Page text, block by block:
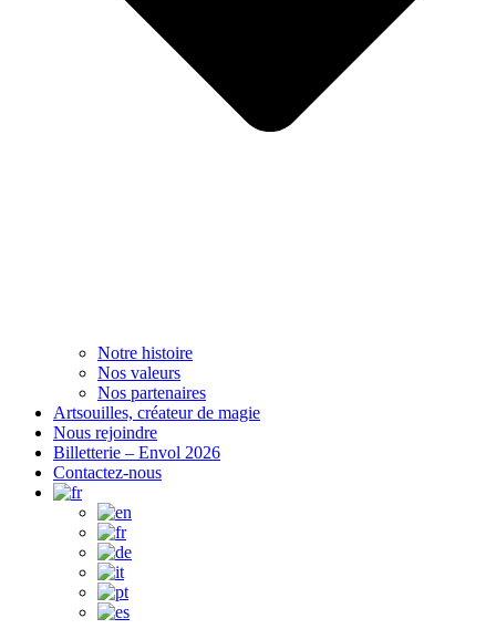
Notre histoire
Nos valeurs
Nos partenaires
Artsouilles, créateur de magie
Nous rejoindre
Billetterie – Envol 2026
Contactez-nous